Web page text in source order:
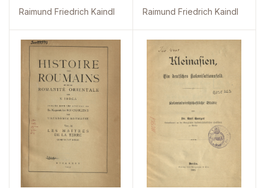
Raimund Friedrich Kaindl Raimund Friedrich Kaindl